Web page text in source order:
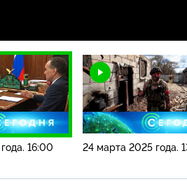
16:00 24 марта 2025 года.